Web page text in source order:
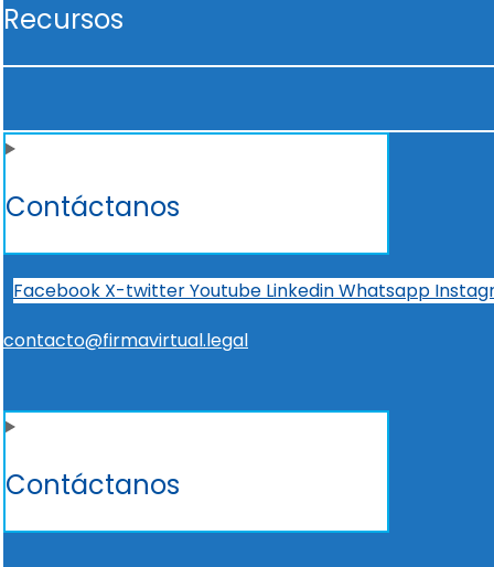
Recursos
Contáctanos
Facebook X-twitterYoutube LinkedinWhatsapp
contacto@firmavirtual.legal
Contáctanos